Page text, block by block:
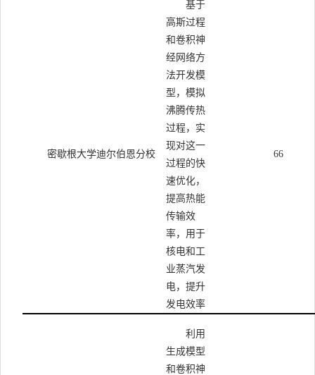
密歇根大学迪尔伯恩分校
基于
高斯过程
和卷积神
经网络方
法开发模
型，模拟
沸腾传热
过程，实
现对这一
过程的快
速优化，
提高热能
传输效
率，用于
核电和工
业蒸汽发
电，提升
发电效率
66
利用
生成模型
和卷积神